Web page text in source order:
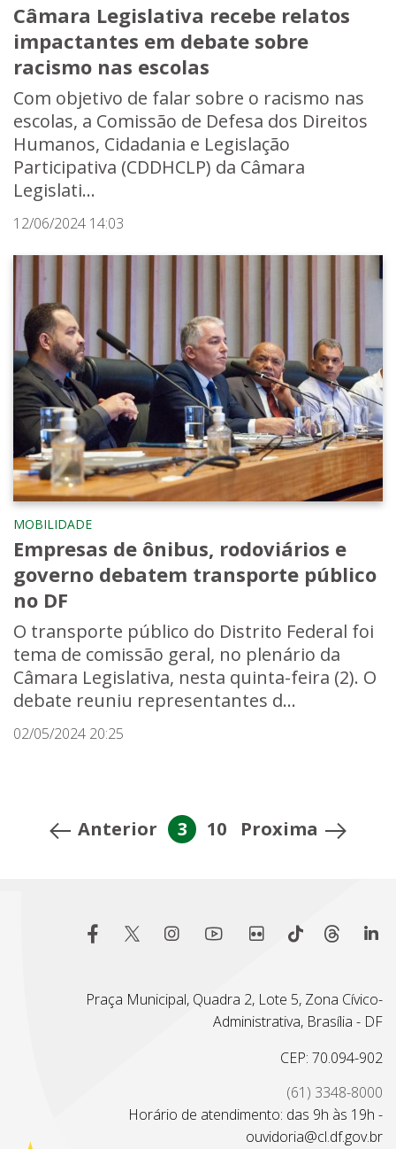
Câmara Legislativa recebe relatos
impactantes em debate sobre
racismo nas escolas
Com objetivo de falar sobre o racismo nas
escolas, a Comissão de Defesa dos Direitos
Humanos, Cidadania e Legislação
Participativa (CDDHCLP) da Câmara
Legislati...
12/06/2024 14:03
MOBILIDADE
Empresas de ônibus, rodoviários e
governo debatem transporte público
no DF
O transporte público do Distrito Federal foi
tema de comissão geral, no plenário da
Câmara Legislativa, nesta quinta-feira (2). O
debate reuniu representantes d...
02/05/2024 20:25
Anterior 3 10 Proxima
Praça Municipal, Quadra 2, Lote 5, Zona Cívico-
Administrativa, Brasília - DF
CEP: 70.094-902
(61) 3348-8000
Horário de atendimento: das 9h às 19h -
ouvidoria@cl.df.gov.br